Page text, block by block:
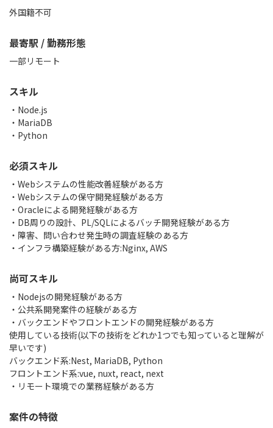
外国籍不可
最寄駅 / 勤務形態
一部リモート
スキル
Node.js
MariaDB
Python
必須スキル
・Webシステムの性能改善経験がある方
・Webシステムの保守開発経験がある方
・Oracleによる開発経験がある方
・DB周りの設計、PL/SQLによるバッチ開発経験がある方
・障害、問い合わせ発生時の調査経験のある方
・インフラ構築経験がある方:Nginx, AWS
尚可スキル
・Nodejsの開発経験がある方
・公共系開発案件の経験がある方
・バックエンドやフロントエンドの開発経験がある方
使用している技術(以下の技術をどれか1つでも知っていると理解が
早いです)
バックエンド系:Nest, MariaDB, Python
フロントエンド系:vue, nuxt, react, next
・リモート環境での業務経験がある方
案件の特徴